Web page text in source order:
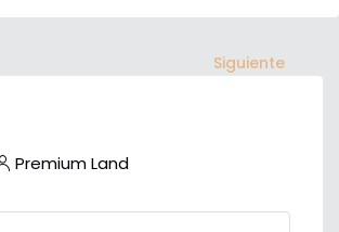
Siguiente
Premium Land